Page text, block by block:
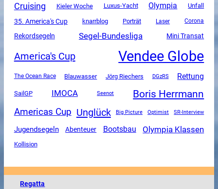
Cruising Kieler Woche Luxus-Yacht Olympia Unfall
35. America's Cup knarrblog Porträt Laser Corona
Rekordsegeln Segel-Bundesliga Mini Transat
America's Cup Vendee Globe
The Ocean Race Blauwasser Jörg Riechers DGzRS Rettung
SailGP IMOCA Seenot Boris Herrmann
Americas Cup Unglück Big Picture Optimist SR-Interview
Jugendsegeln Abenteuer Bootsbau Olympia Klassen
Kollision
Regatta